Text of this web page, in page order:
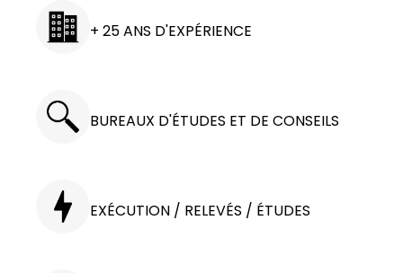
+ 25 ANS D'EXPÉRIENCE
BUREAUX D'ÉTUDES ET DE CONSEILS
EXÉCUTION / RELEVÉS / ÉTUDES